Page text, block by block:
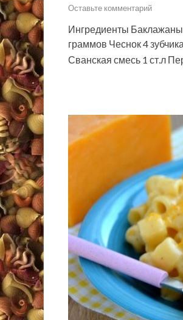
Оставьте комментарий
Ингредиенты Баклажаны
граммов Чеснок 4
Сванская смесь 1 ст.л